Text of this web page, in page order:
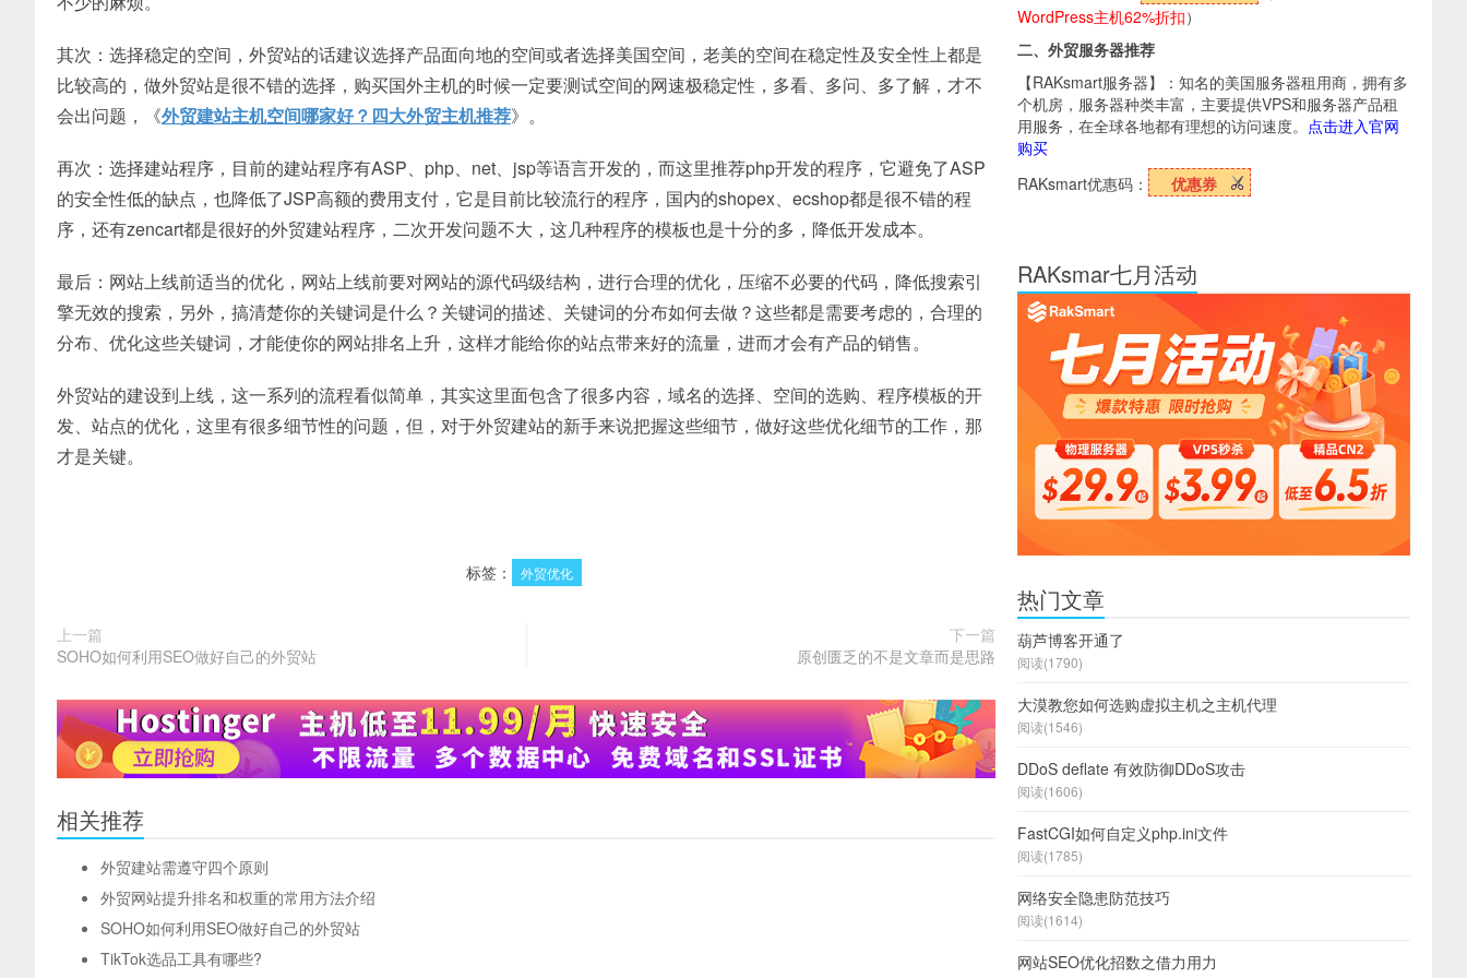
其次：选择稳定的空间，外贸站的话建议选择产品面向地的空间或者选择美国空间，老美的空间在稳定性及安全性上都是
比较高的，做外贸站是很不错的选择，购买国外主机的时候一定要测试空间的网速极稳定性，多看、多问、多了解，才不
会出问题，《外贸建站主机空间哪家好？四大外贸主机推荐》。
再次：选择建站程序，目前的建站程序有ASP、php、net、jsp等语言开发的，而这里推荐php开发的程序，它避免了ASP
的安全性低的缺点，也降低了JSP高额的费用支付，它是目前比较流行的程序，国内的shopex、ecshop都是很不错的程
序，还有zencart都是很好的外贸建站程序，二次开发问题不大，这几种程序的模板也是十分的多，降低开发成本。
最后：网站上线前适当的优化，网站上线前要对网站的源代码级结构，进行合理的优化，压缩不必要的代码，降低搜索引
擎无效的搜索，另外，搞清楚你的关键词是什么？关键词的描述、关键词的分布如何去做？这些都是需要考虑的，合理的
分布、优化这些关键词，才能使你的网站排名上升，这样才能给你的站点带来好的流量，进而才会有产品的销售。
外贸站的建设到上线，这一系列的流程看似简单，其实这里面包含了很多内容，域名的选择、空间的选购、程序模板的开
发、站点的优化，这里有很多细节性的问题，但，对于外贸建站的新手来说把握这些细节，做好这些优化细节的工作，那
才是关键。
标签： 外贸优化
上一篇
SOHO如何利用SEO做好自己的外贸站
下一篇
原创匮乏的不是文章而是思路
相关推荐
外贸建站需遵守四个原则
外贸网站提升排名和权重的常用方法介绍
SOHO如何利用SEO做好自己的外贸站
TikTok选品工具有哪些?
WordPress主机62%折扣）
二、外贸服务器推荐
【RAKsmart服务器】：知名的美国服务器租用商，拥有多
个机房，服务器种类丰富，主要提供VPS和服务器产品租
用服务，在全球各地都有理想的访问速度。 点击进入官网
购买
RAKsmart优惠码：
优惠券
RAKsmar七月活动
热门文章
葫芦博客开通了
阅读(1790)
大漠教您如何选购虚拟主机之主机代理
阅读(1546)
DDoS deflate 有效防御DDoS攻击
阅读(1606)
FastCGI如何自定义php.ini文件
阅读(1785)
网络安全隐患防范技巧
阅读(1614)
网站SEO优化招数之借力用力